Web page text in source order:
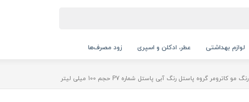
لوازم بهداشتی عطر، ادکلن و اسپری زود مصرف‌ها
رنگ مو کاترومر گروه پاستل رنگ آبی پاستل شماره P7 حجم 100 میلی لیتر